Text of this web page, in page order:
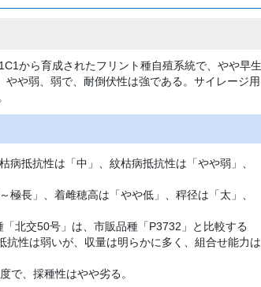
から育成されたフリント種自殖系統で、やや早生
や弱、弱で、耐倒伏性は強である。サイレージ用
抵抗性は「中」、紋枯病抵抗性は「やや弱」、
長」、着雌穂高は「やや低」、稈径は「太」、
北交50号」は、市販品種「P3732」と比較する
性は弱いが、収量は明らかに多く、組合せ能力は
で、採種性はやや劣る。